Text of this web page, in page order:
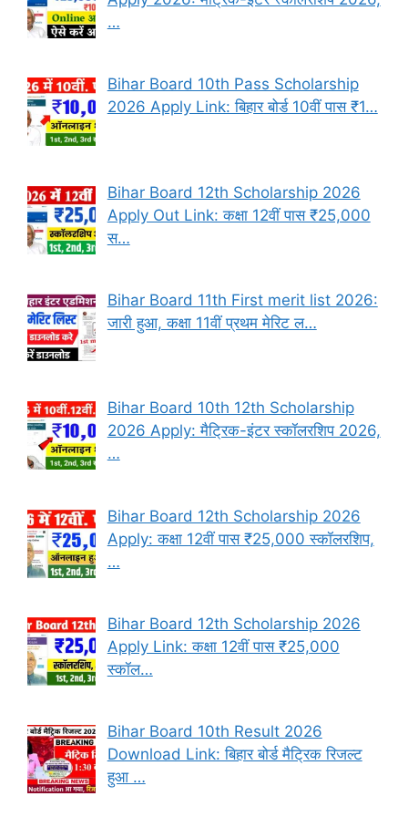
…
Bihar Board 10th Pass Scholarship
2026 Apply Link: बिहार बोर्ड 10वीं पास ₹1…
Bihar Board 12th Scholarship 2026
Apply Out Link: कक्षा 12वीं पास ₹25,000
स…
Bihar Board 11th First merit list 2026:
जारी हुआ, कक्षा 11वीं प्रथम मेरिट ल…
Bihar Board 10th 12th Scholarship
2026 Apply: मैट्रिक-इंटर स्कॉलरशिप 2026,
…
Bihar Board 12th Scholarship 2026
Apply: कक्षा 12वीं पास ₹25,000 स्कॉलरशिप,
…
Bihar Board 12th Scholarship 2026
Apply Link: कक्षा 12वीं पास ₹25,000
स्कॉल…
Bihar Board 10th Result 2026
Download Link: बिहार बोर्ड मैट्रिक रिजल्ट
हुआ …